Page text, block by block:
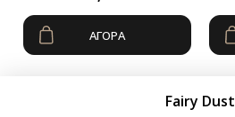
ΑΓΟΡΆ
Fairy Dust